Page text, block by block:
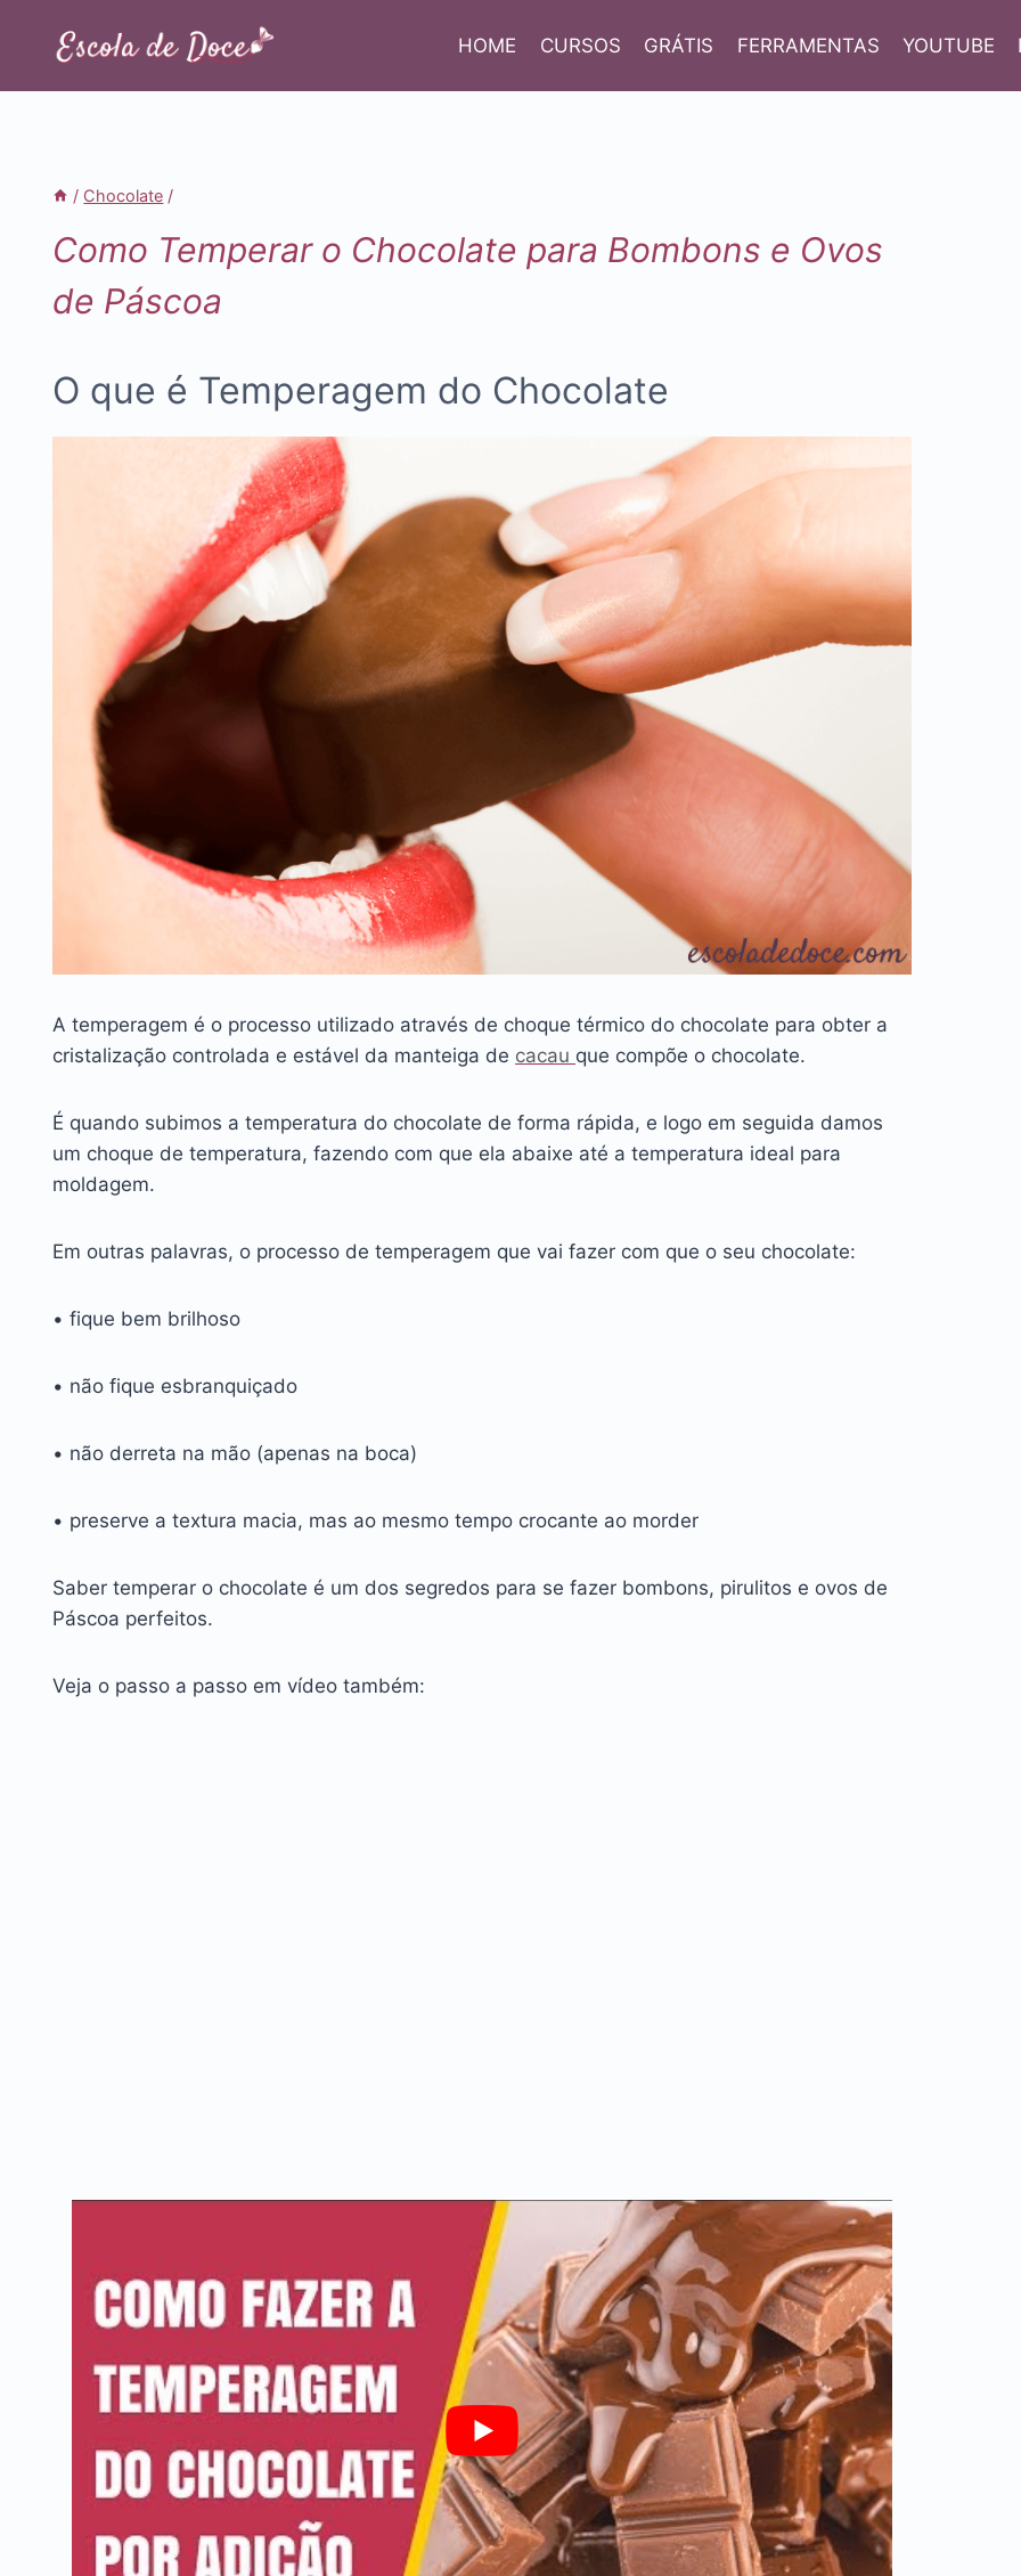
HOME CURSOS GRÁTIS FERRAMENTAS YOUTUBE
/ Chocolate /
Como Temperar o Chocolate para Bombons e Ovos
de Páscoa
O que é Temperagem do Chocolate
A temperagem é o processo utilizado através de choque térmico do chocolate para obter a
cristalização controlada e estável da manteiga de cacau que compõe o chocolate.
É quando subimos a temperatura do chocolate de forma rápida, e logo em seguida damos
um choque de temperatura, fazendo com que ela abaixe até a temperatura ideal para
moldagem.
Em outras palavras, o processo de temperagem que vai fazer com que o seu chocolate:
• fique bem brilhoso
• não fique esbranquiçado
• não derreta na mão (apenas na boca)
• preserve a textura macia, mas ao mesmo tempo crocante ao morder
Saber temperar o chocolate é um dos segredos para se fazer bombons, pirulitos e ovos de
Páscoa perfeitos.
Veja o passo a passo em vídeo também: